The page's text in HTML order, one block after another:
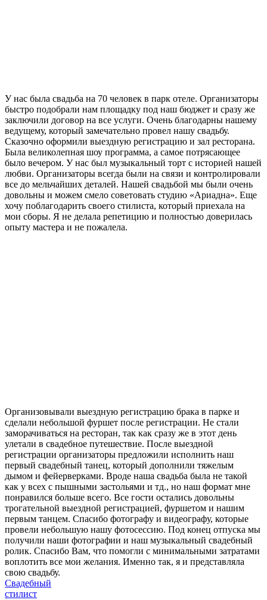
У нас была свадьба на 70 человек в парк отеле. Организаторы
быстро подобрали нам площадку под наш бюджет и сразу же
заключили договор на все услуги. Очень благодарны нашему
ведущему, который замечательно провел нашу свадьбу.
Сказочно оформили выездную регистрацию и зал ресторана.
Была великолепная шоу программа, а самое потрясающее
было вечером. У нас был музыкальный торт с историей нашей
любви. Организаторы всегда были на связи и контролировали
все до мельчайших деталей. Нашей свадьбой мы были очень
довольны и можем смело советовать студию «Ариадна». Еще
хочу поблагодарить своего стилиста, который приехала на
мои сборы. Я не делала репетицию и полностью доверилась
опыту мастера и не пожалела.
Организовывали выездную регистрацию брака в парке и
сделали небольшой фуршет после регистрации. Не стали
заморачиваться на ресторан, так как сразу же в этот день
улетали в свадебное путешествие. После выездной
регистрации организаторы предложили исполнить наш
первый свадебный танец, который дополнили тяжелым
дымом и фейерверками. Вроде наша свадьба была не такой
как у всех с пышными застольями и тд., но наш формат мне
понравился больше всего. Все гости остались довольны
трогательной выездной регистрацией, фуршетом и нашим
первым танцем. Спасибо фотографу и видеографу, которые
провели небольшую нашу фотосессию. Под конец отпуска мы
получили наши фотографии и наш музыкальный свадебный
ролик. Спасибо Вам, что помогли с минимальными затратами
воплотить все мои желания. Именно так, я и представляла
свою свадьбу.
Свадебный
стилист